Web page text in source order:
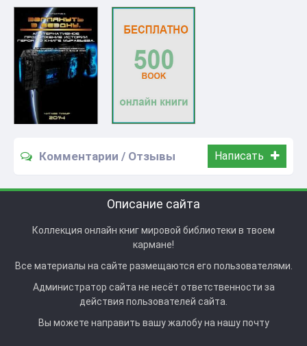
Комментарии / Отзывы Написать
Описание сайта
Коллекция онлайн книг мировой библиотеки в твоем
кармане!
Все материалы на сайте размещаются его пользователями.
Администратор сайта не несёт ответственности за
действия пользователей сайта.
Вы можете направить вашу жалобу на нашу почту